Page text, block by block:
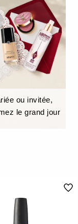
ou invitée,
le grand jour